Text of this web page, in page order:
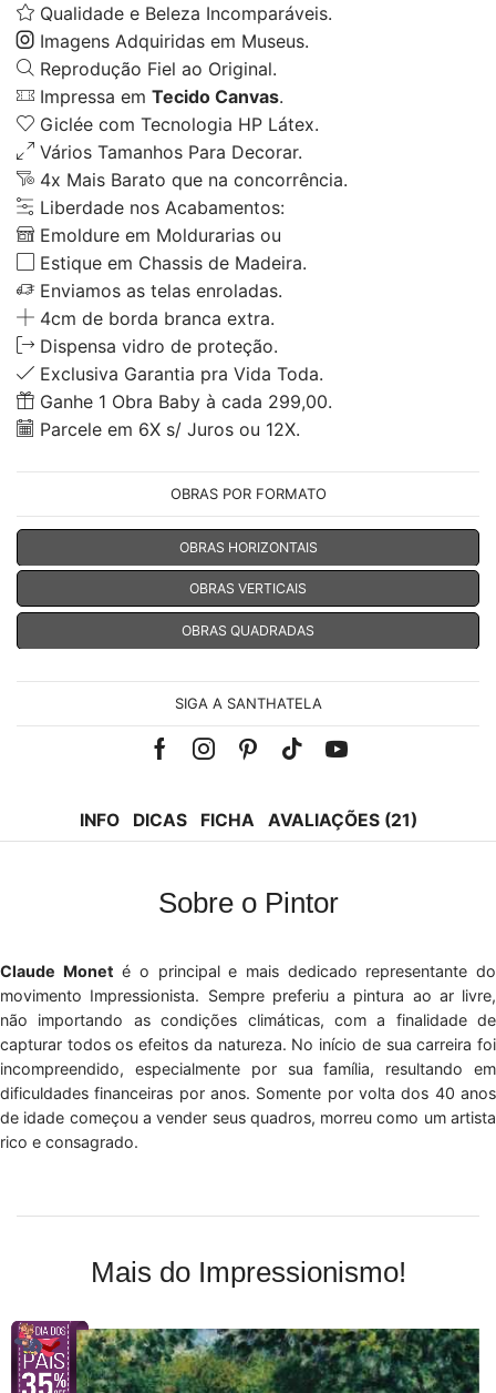
Qualidade e Beleza Incomparáveis.
Imagens Adquiridas em Museus.
Reprodução Fiel ao Original.
Impressa em Tecido Canvas.
Giclée com Tecnologia HP Látex.
Vários Tamanhos Para Decorar.
4x Mais Barato que na concorrência.
Liberdade nos Acabamentos:
Emoldure em Moldurarias ou
Estique em Chassis de Madeira.
Enviamos as telas enroladas.
4cm de borda branca extra.
Dispensa vidro de proteção.
Exclusiva Garantia pra Vida Toda.
Ganhe 1 Obra Baby à cada 299,00.
Parcele em 6X s/ Juros ou 12X.
OBRAS POR FORMATO
OBRAS HORIZONTAIS
OBRAS VERTICAIS
OBRAS QUADRADAS
SIGA A SANTHATELA
FacebookInstagramPinterest
Tik-Youtube
INFO DICAS FICHA AVALIAÇÕES (21)
Sobre o Pintor
Claude Monet é o principal e mais dedicado representante do
movimento Impressionista. Sempre preferiu a pintura ao ar livre,
não importando as condições climáticas, com a finalidade de
capturar todos os efeitos da natureza. No início de sua carreira foi
incompreendido, especialmente por sua família, resultando em
dificuldades financeiras por anos. Somente por volta dos 40 anos
de idade começou a vender seus quadros, morreu como um artista
rico e consagrado.
Mais do Impressionismo!